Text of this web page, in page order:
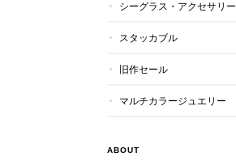
シーグラス・アクセサリー
スタッカブル
旧作セール
マルチカラージュエリー
ABOUT